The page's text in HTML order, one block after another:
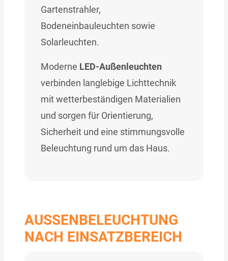
Gartenstrahler,
Bodeneinbauleuchten sowie
Solarleuchten.
Moderne LED-Außenleuchten
verbinden langlebige Lichttechnik
mit wetterbeständigen Materialien
und sorgen für Orientierung,
Sicherheit und eine stimmungsvolle
Beleuchtung rund um das Haus.
AUSSENBELEUCHTUNG N
ACH EINSATZBEREICH